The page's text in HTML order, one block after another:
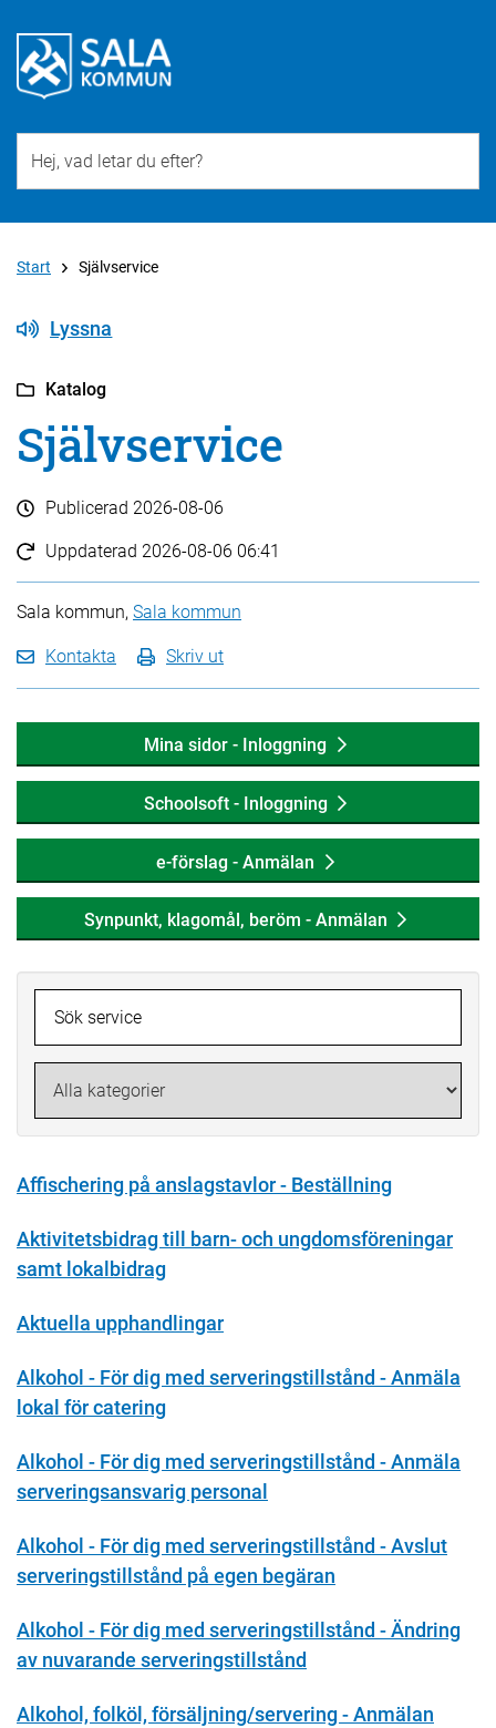
Start Självservice
Lyssna
Katalog
Självservice
Publicerad 2026-08-06
Uppdaterad 2026-08-06 06:41
Sala kommun, Sala kommun
Kontakta Skriv ut
Mina sidor - Inloggning
Schoolsoft - Inloggning
e-förslag - Anmälan
Synpunkt, klagomål, beröm - Anmälan
Affischering på anslagstavlor - Beställning
Aktivitetsbidrag till barn- och ungdomsföreningar
samt lokalbidrag
Aktuella upphandlingar
Alkohol - För dig med serveringstillstånd - Anmäla
lokal för catering
Alkohol - För dig med serveringstillstånd - Anmäla
serveringsansvarig personal
Alkohol - För dig med serveringstillstånd - Avslut
serveringstillstånd på egen begäran
Alkohol - För dig med serveringstillstånd - Ändring
av nuvarande serveringstillstånd
Alkohol, folköl, försäljning/servering - Anmälan